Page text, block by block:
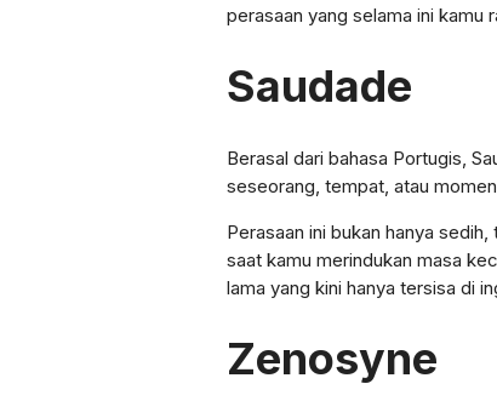
perasaan yang selama ini kamu
Saudade
Berasal dari bahasa Portugis,
seseorang, tempat, atau
Perasaan ini bukan hanya
saat kamu merindukan masa
lama yang kini hanya tersisa di
Zenosyne